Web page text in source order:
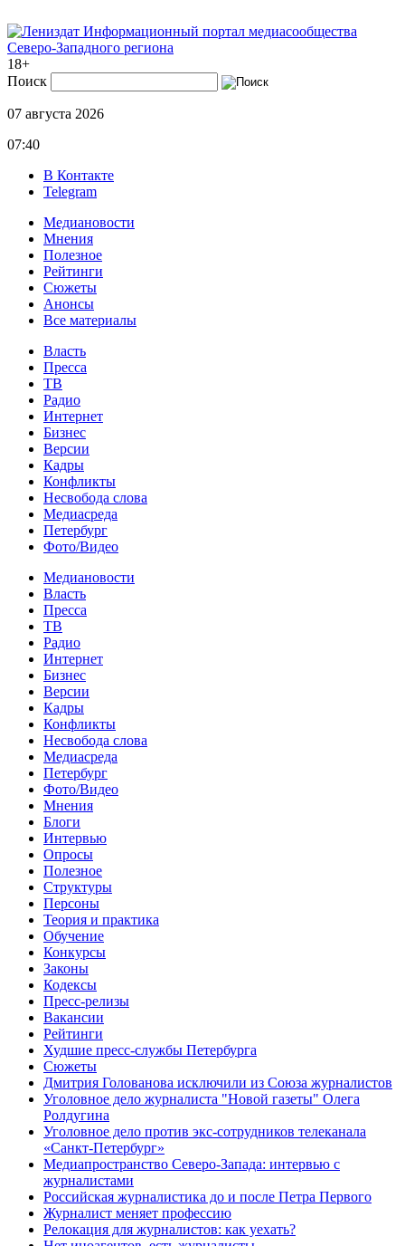
Информационный портал медиасообщества
Северо-Западного региона
18+
Поиск
07 августа 2026
07:40
В Контакте
Telegram
Медиановости
Мнения
Полезное
Рейтинги
Сюжеты
Анонсы
Все материалы
Власть
Пресса
ТВ
Радио
Интернет
Бизнес
Версии
Кадры
Конфликты
Несвобода слова
Медиасреда
Петербург
Фото/Видео
Медиановости
Власть
Пресса
ТВ
Радио
Интернет
Бизнес
Версии
Кадры
Конфликты
Несвобода слова
Медиасреда
Петербург
Фото/Видео
Мнения
Блоги
Интервью
Опросы
Полезное
Структуры
Персоны
Теория и практика
Обучение
Конкурсы
Законы
Кодексы
Пресс-релизы
Вакансии
Рейтинги
Худшие пресс-службы Петербурга
Сюжеты
Дмитрия Голованова исключили из Союза журналистов
Уголовное дело журналиста "Новой газеты" Олега
Ролдугина
Уголовное дело против экс-сотрудников телеканала
«Санкт-Петербург»
Медиапространство Северо-Запада: интервью с
журналистами
Российская журналистика до и после Петра Первого
Журналист меняет профессию
Релокация для журналистов: как уехать?